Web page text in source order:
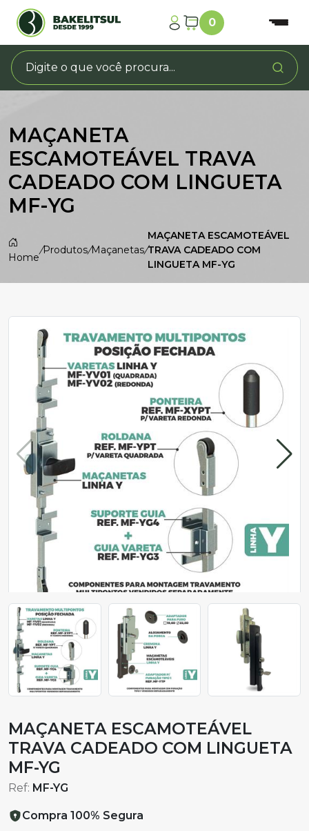
0
MAÇANETA
ESCAMOTEÁVEL TRAVA
CADEADO COM LINGUETA
MF-YG
Home
/Produtos/Maçanetas/
MAÇANETA ESCAMOTEÁVEL
TRAVA CADEADO COM
LINGUETA MF-YG
MAÇANETA ESCAMOTEÁVEL
TRAVA CADEADO COM LINGUETA
MF-YG
Ref: MF-YG
Compra 100% Segura